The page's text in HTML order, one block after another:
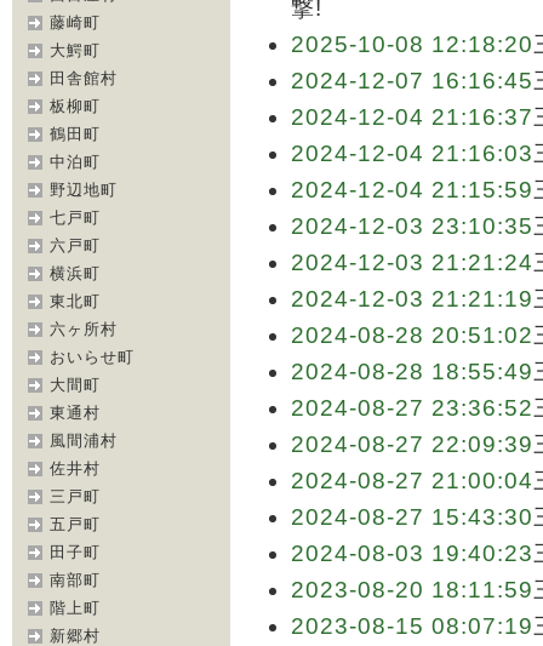
藤崎町
大鰐町
田舎館村
板柳町
鶴田町
中泊町
野辺地町
七戸町
六戸町
横浜町
東北町
六ヶ所村
おいらせ町
大間町
東通村
風間浦村
佐井村
三戸町
五戸町
田子町
南部町
階上町
新郷村
撃!
2025-10-08 12:18:20
2024-12-07 16:16:45
2024-12-04 21:16:37
2024-12-04 21:16:03
2024-12-04 21:15:59
2024-12-03 23:10:35
2024-12-03 21:21:24
2024-12-03 21:21:19
2024-08-28 20:51:02
2024-08-28 18:55:49
2024-08-27 23:36:52
2024-08-27 22:09:39
2024-08-27 21:00:04
2024-08-27 15:43:30
2024-08-03 19:40:23
2023-08-20 18:11:59
2023-08-15 08:07:19